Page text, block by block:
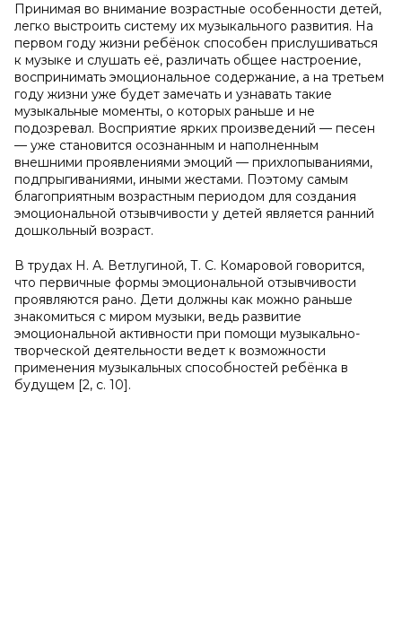
Принимая во внимание возрастные особенности детей,
легко выстроить систему их музыкального развития. На
первом году жизни ребёнок способен прислушиваться
к музыке и слушать её, различать общее настроение,
воспринимать эмоциональное содержание, а на третьем
году жизни уже будет замечать и узнавать такие
музыкальные моменты, о которых раньше и не
подозревал. Восприятие ярких произведений — песен
— уже становится осознанным и наполненным
внешними проявлениями эмоций — прихлопываниями,
подпрыгиваниями, иными жестами. Поэтому самым
благоприятным возрастным периодом для создания
эмоциональной отзывчивости у детей является ранний
дошкольный возраст.
В трудах Н. А. Ветлугиной, Т. С. Комаровой говорится,
что первичные формы эмоциональной отзывчивости
проявляются рано. Дети должны как можно раньше
знакомиться с миром музыки, ведь развитие
эмоциональной активности при помощи музыкально-
творческой деятельности ведет к возможности
применения музыкальных способностей ребёнка в
будущем [2, с. 10].